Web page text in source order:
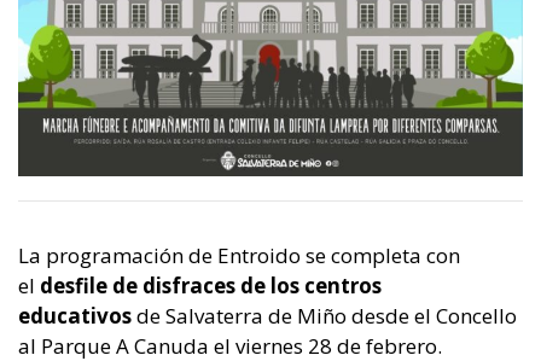
La programación de Entroido se completa con
el desfile de disfraces de los centros
educativosde Salvaterra de Miño desde el Concello
al Parque A Canuda el viernes 28 de febrero.